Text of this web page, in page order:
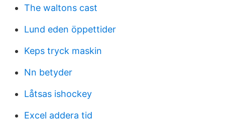
The waltons cast
Lund eden öppettider
Keps tryck maskin
Nn betyder
Låtsas ishockey
Excel addera tid